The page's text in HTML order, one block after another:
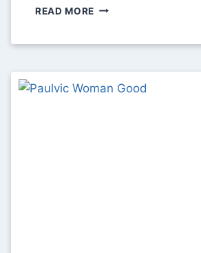
READ MORE FICHA
WITH